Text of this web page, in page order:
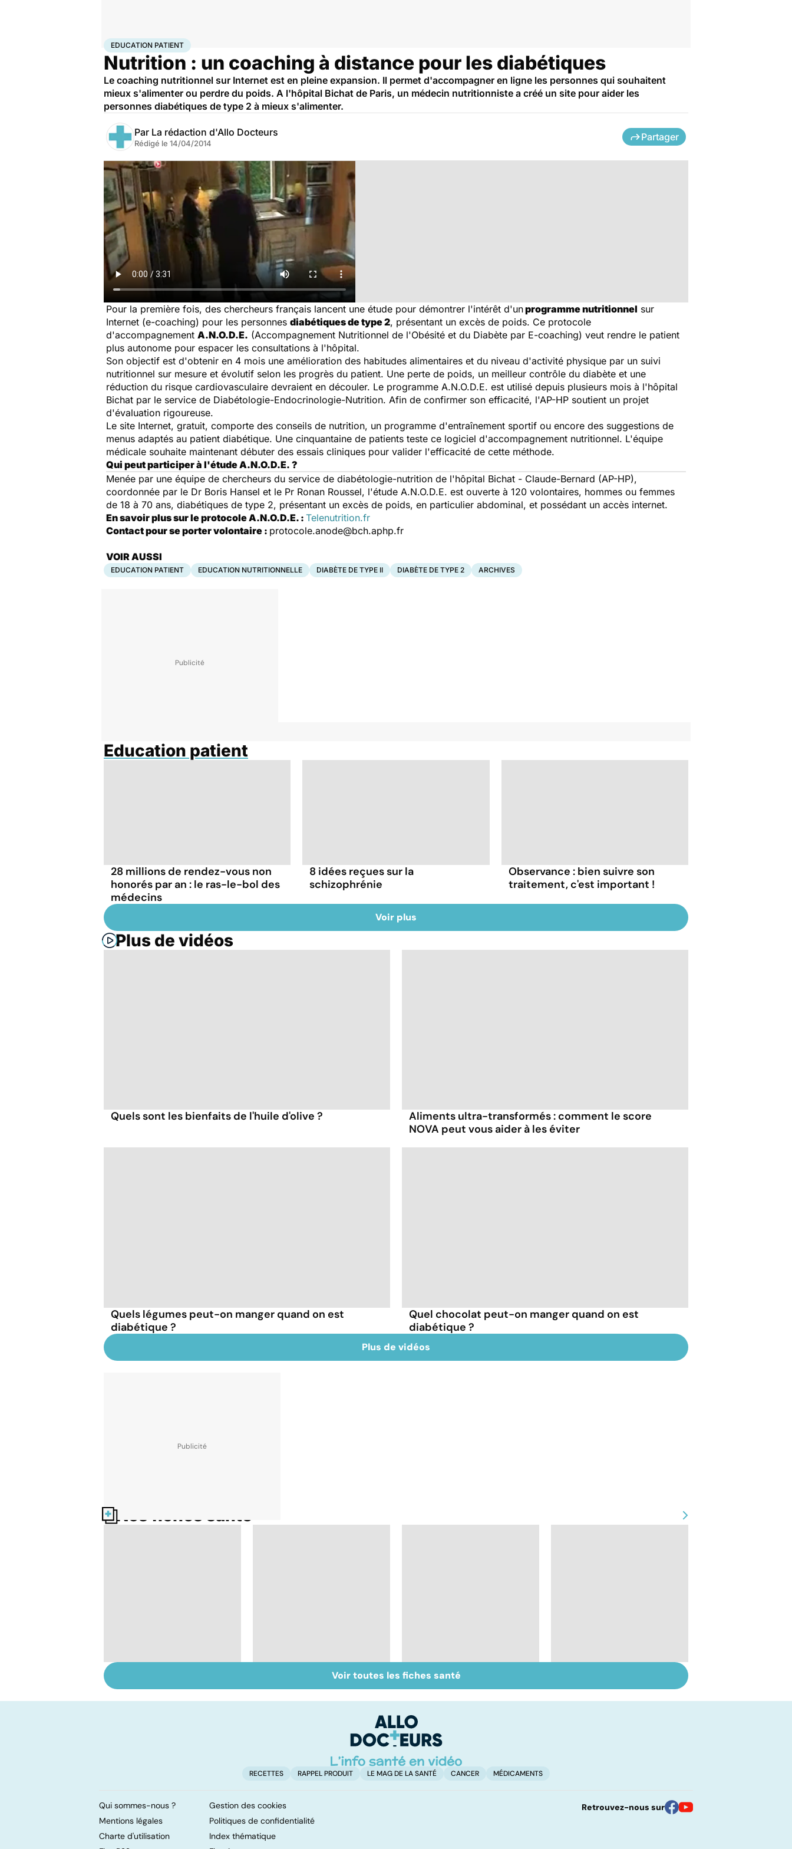
AccueilSantéEducation patient
EDUCATION PATIENT
Nutrition : un coaching à distance pour les diabétiques
Le coaching nutritionnel sur Internet est en pleine expansion. Il permet d'accompagner en ligne les personnes qui souhaitent
mieux s'alimenter ou perdre du poids. A l'hôpital Bichat de Paris, un médecin nutritionniste a créé un site pour aider les
personnes diabétiques de type 2 à mieux s'alimenter.
Par La rédaction d'Allo Docteurs
Rédigé le 14/04/2014
Partager
Pour la première fois, des chercheurs français lancent une étude pour démontrer l'intérêt d'unprogramme nutritionnel sur
Internet (e-coaching) pour les personnes diabétiques de type 2, présentant un excès de poids. Ce protocole
d'accompagnement A.N.O.D.E. (Accompagnement Nutritionnel de l'Obésité et du Diabète par E-coaching) veut rendre le patient
plus autonome pour espacer les consultations à l'hôpital.
Son objectif est d'obtenir en 4 mois une amélioration des habitudes alimentaires et du niveau d'activité physique par un suivi
nutritionnel sur mesure et évolutif selon les progrès du patient. Une perte de poids, un meilleur contrôle du diabète et une
réduction du risque cardiovasculaire devraient en découler. Le programme A.N.O.D.E. est utilisé depuis plusieurs mois à l'hôpital
Bichat par le service de Diabétologie-Endocrinologie-Nutrition. Afin de confirmer son efficacité, l'AP-HP soutient un projet
d'évaluation rigoureuse.
Le site Internet, gratuit, comporte des conseils de nutrition, un programme d'entraînement sportif ou encore des suggestions de
menus adaptés au patient diabétique. Une cinquantaine de patients teste ce logiciel d'accompagnement nutritionnel. L'équipe
médicale souhaite maintenant débuter des essais cliniques pour valider l'efficacité de cette méthode.
Qui peut participer à l'étude A.N.O.D.E. ?
Menée par une équipe de chercheurs du service de diabétologie-nutrition de l'hôpital Bichat - Claude-Bernard (AP-HP),
coordonnée par le Dr Boris Hansel et le Pr Ronan Roussel, l'étude A.N.O.D.E. est ouverte à 120 volontaires, hommes ou femmes
de 18 à 70 ans, diabétiques de type 2, présentant un excès de poids, en particulier abdominal, et possédant un accès internet.
En savoir plus sur le protocole A.N.O.D.E. : Telenutrition.fr
Contact pour se porter volontaire : protocole.anode@bch.aphp.fr
VOIR AUSSI
EDUCATION PATIENT EDUCATION NUTRITIONNELLE DIABÈTE DE TYPE II DIABÈTE DE TYPE 2 ARCHIVES
Education patient
28 millions de rendez-vous non
honorés par an : le ras-le-bol des
médecins
8 idées reçues sur la
schizophrénie
Observance : bien suivre son
traitement, c'est important !
Voir plus
Plus de vidéos
Quels sont les bienfaits de l'huile d'olive ?
Aliments ultra-transformés : comment le score
NOVA peut vous aider à les éviter
Quels légumes peut-on manger quand on est
diabétique ?
Quel chocolat peut-on manger quand on est
diabétique ?
Plus de vidéos
Nos fiches santé
de l'euphorie à la
Faire du sport à
domicile, c'est facile !
Don de gamètes : le
pour et le contre
diabète
Voir toutes les fiches santé
RECETTES RAPPEL PRODUIT LE MAG DE LA SANTÉ CANCER MÉDICAMENTS
Qui sommes-nous ?
Gestion des cookies
Mentions légales
Politiques de confidentialité
Charte d'utilisation
Index thématique
Retrouvez-nous sur